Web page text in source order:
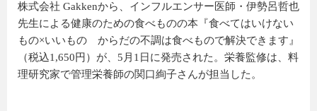
株式会社 Gakkenから、インフルエンサー医師・伊勢呂哲也
先生による健康のための食べものの本『食べてはいけない
もの×いいもの からだの不調は食べもので解決できます』
（税込1,650円）が、5月1日に発売された。栄養監修は、料
理研究家で管理栄養師の関口絢子さんが担当した。